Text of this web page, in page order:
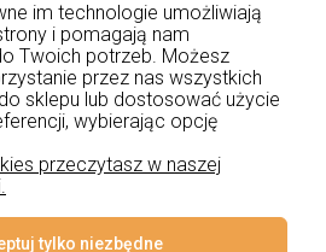
sklep@noxbox.pl
Pomoc
i dostawa
Informacje
im technologie umożliwiają
i pomagają nam
Twoich potrzeb. Możesz
przez nas wszystkich
sklepu lub dostosować użycie
wybierając opcję
przeczytasz w naszej
tylko niezbędne